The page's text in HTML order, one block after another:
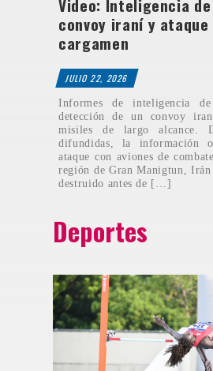
Video: Inteligencia de
convoy iraní y
cargamen
JULIO 22, 2026
Informes de inteligencia
detección de un convoy
misiles de largo alcance.
difundidas, la información
ataque con aviones de
región de Gran Manigtun,
destruido antes de […]
Deportes